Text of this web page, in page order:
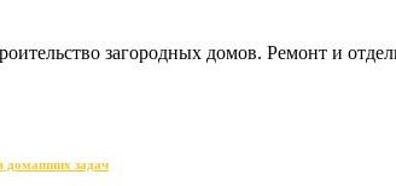
загородных домов. Ремонт и
домашних задач